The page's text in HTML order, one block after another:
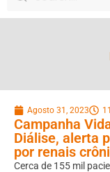
Agosto 31, 2023
Campanha
Diálise, alerta
por renais
Cerca de 155 mil